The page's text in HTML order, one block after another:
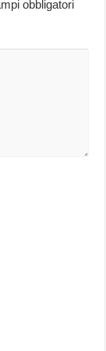
obbligatori